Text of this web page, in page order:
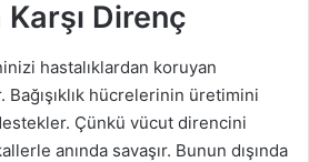
Direnç
hastalıklardan koruyan
Bağışıklık hücrelerinin üretimini
Çünkü vücut direncini
anında savaşır. Bunun dışında